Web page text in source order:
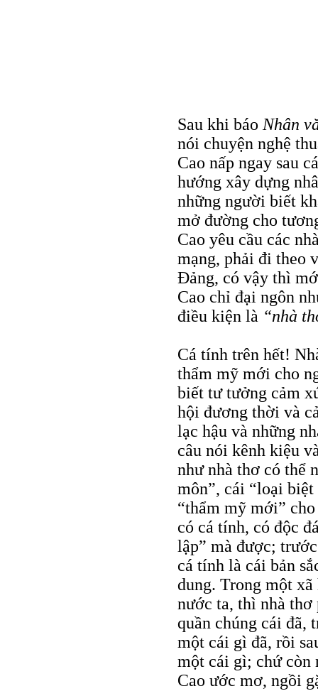
Sau khi báo Nhân
nói chuyện nghệ
Cao nấp ngay sau
hướng xây dựng
những người biết
mở đường cho
Cao yêu cầu các
mạng, phải đi theo
Đảng, có vậy thì
Cao chỉ đại ngôn
điều kiện là “nhà
Cá tính trên hết!
thẩm mỹ mới cho
biết tư tưởng cảm
hội đương thời và
lạc hậu và những
câu nói kênh kiệu
như nhà thơ có thể
môn”, cái “loại
“thẩm mỹ mới”
có cá tính, có độc
lập” mà được;
cá tính là cái bản
dung. Trong một
nước ta, thì nhà thơ
quần chúng cái đã,
một cái gì đã, rồi
một cái gì; chứ còn
Cao ước mơ, ngồi